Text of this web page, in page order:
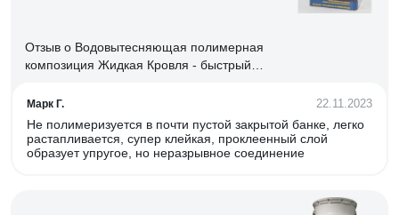
Отзыв о Водовытесняющая полимерная
композиция Жидкая Кровля - быстрый
Марк Г. 22.11.2023
Не полимеризуется в почти пустой закрытой банке, легко
растапливается, супер клейкая, проклеенный слой
образует упругое, но неразрывное соединение